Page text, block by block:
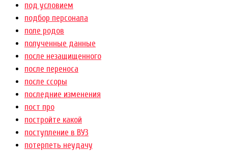
под условием
подбор персонала
поле родов
полученные данные
после незащищенного
после переноса
после ссоры
последние изменения
пост про
постройте какой
поступление в ВУЗ
потерпеть неудачу